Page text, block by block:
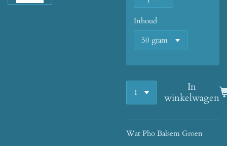
Inhoud
In
winkelwagen
Wat Pho Balsem Groen